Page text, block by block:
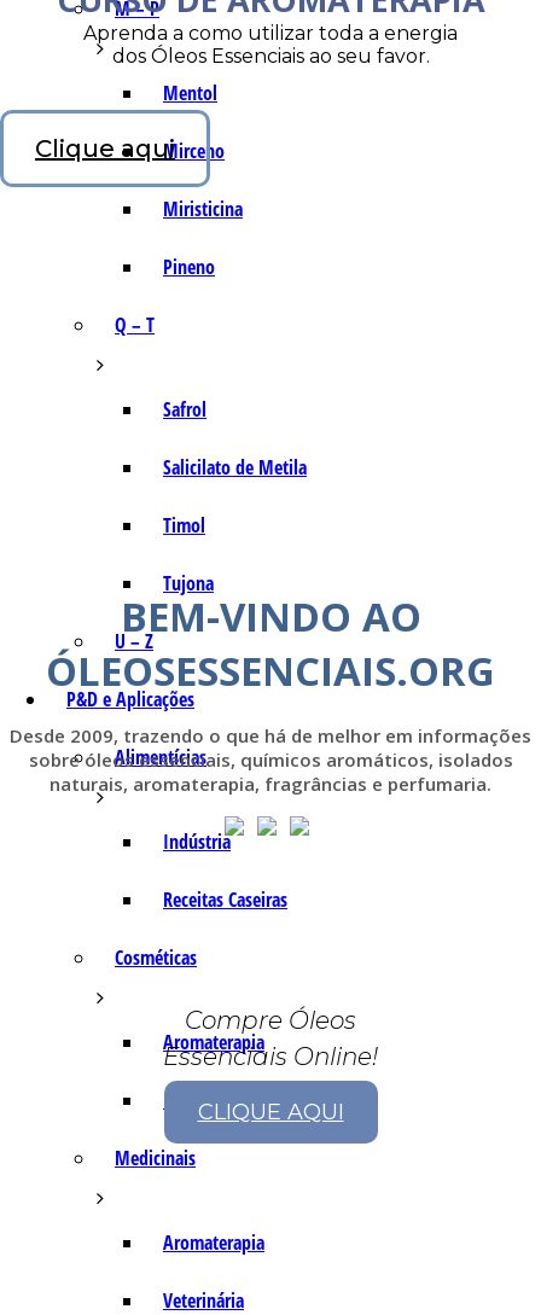
M – P
Mentol
Mirceno
Miristicina
Pineno
Q – T
Safrol
Salicilato de Metila
Timol
Tujona
U – Z
P&D e Aplicações
Alimentícias
Indústria
Receitas Caseiras
Cosméticas
Aromaterapia
Fórmulas Caseiras
Medicinais
Aromaterapia
Veterinária
Aprenda a como utilizar toda a energia
dos Óleos Essenciais ao seu favor.
Clique aqui
BEM-VINDO AO
ÓLEOSESSENCIAIS.ORG
Desde 2009, trazendo o que há de melhor em informações
sobre óleos essenciais, químicos aromáticos, isolados
naturais, aromaterapia, fragrâncias e perfumaria.
Compre Óleos
Essenciais Online!
CLIQUE AQUI